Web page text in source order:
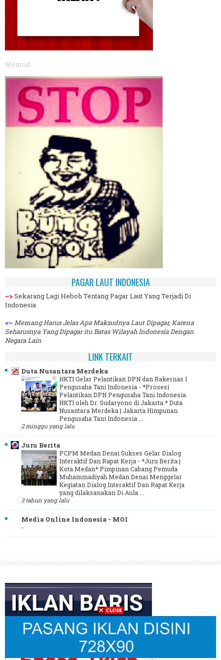
Memuat...
PAGAR LAUT INDONESIA
~>Sekarang Lagi Heboh Tentang Pagar Laut Yang Terjadi Di
Indonesia
<~ Memang Harus Jelas Apa Maksudnya Laut Dipagar, Karena
Seharusnya Yang Dipagar itu Batas Wilayah Indonesia Dengan
Negara Lain
LINK TERKAIT
Duta Nusantara Merdeka
HKTI Gelar Pelantikan DPN dan Rakernas I
Pengusaha Tani Indonesia - *Prosesi
Pelantikan DPN Pengusaha Tani Indonesia
HKTI oleh Dr. Sudaryono di Jakarta.* Duta
Nusantara Merdeka | Jakarta Himpunan
Pengusaha Tani Indonesia ...
2 minggu yang lalu
Juru Berita
PCPM Medan Denai Sukses Gelar Dialog
Interaktif Dan Rapat Kerja - *Juru Berita |
Kota Medan* Pimpinan Cabang Pemuda
Muhammadiyah Medan Denai Menggelar
Kegiatan Dialog Interaktif Dan Rapat Kerja
yang dilaksanakan Di Aula ...
3 tahun yang lalu
Media Online Indonesia - MOI
-